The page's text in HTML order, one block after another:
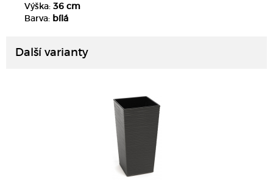
Výška: 36 cm
Barva: bílá
Další varianty